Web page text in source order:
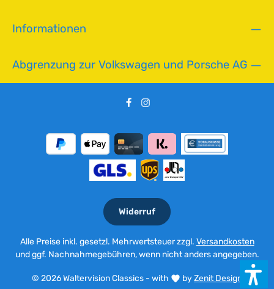
Informationen
Abgrenzung zur Volkswagen und Porsche AG
© 2026 Waltervision Classics - with byZenit Design
Widerruf
Alle Preise inkl. gesetzl. Mehrwertsteuer zzgl. Versandkosten
und ggf. Nachnahmegebühren, wenn nicht anders angegeben.